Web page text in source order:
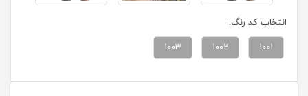
انتخاب کد رنگ:
1001
1002
1003